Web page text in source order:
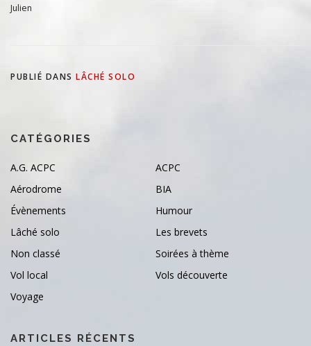
Julien
PUBLIÉ DANS LÂCHÉ SOLO
CATÉGORIES
A.G. ACPC
ACPC
Aérodrome
BIA
Évènements
Humour
Lâché solo
Les brevets
Non classé
Soirées à thème
Vol local
Vols découverte
Voyage
ARTICLES RÉCENTS